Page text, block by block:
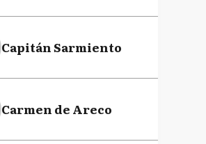
Capitán Sarmiento
Carmen de Areco